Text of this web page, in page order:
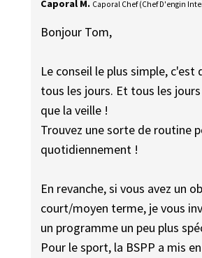
Caporal M. Caporal Chef (Chef D'engin
Bonjour Tom,
Le conseil le plus simple, c'est
tous les jours. Et tous les jours
que la veille !
Trouvez une sorte de routine
quotidiennement !
En revanche, si vous avez un
court/moyen terme, je vous
un programme un peu plus
Pour le sport, la BSPP a mis